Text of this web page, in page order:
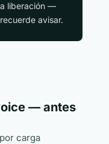
liberación —
avisar.
— antes
carga